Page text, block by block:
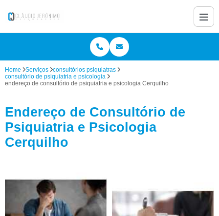
Home Serviços
consultórios psiquiatras
consultório de psiquiatria e psicologia
endereço de consultório de psiquiatria e psicologia Cerquilho
Endereço de Consultório de
Psiquiatria e Psicologia
Cerquilho